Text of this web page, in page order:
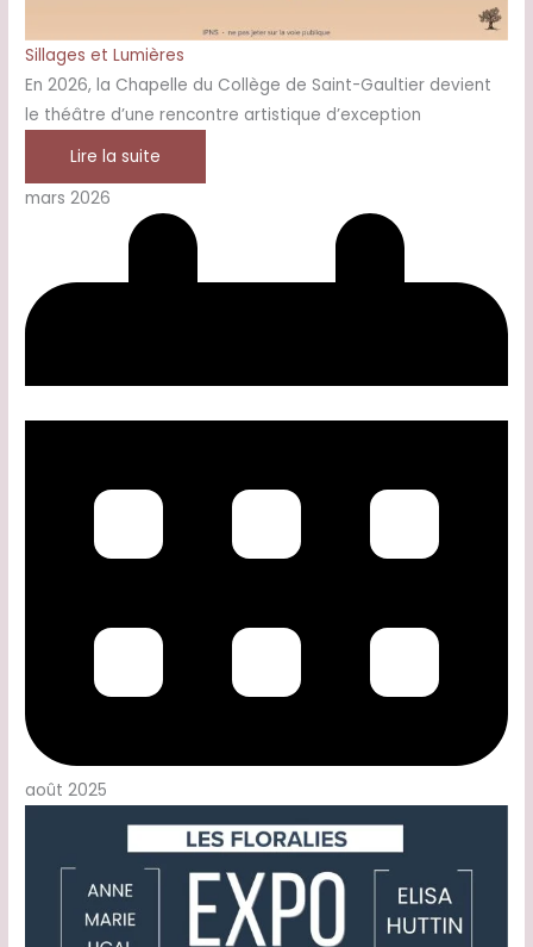
Sillages et Lumières
En 2026, la Chapelle du Collège de Saint-Gaultier devient
le théâtre d’une rencontre artistique d’exception
Lire la suite
mars 2026
août 2025